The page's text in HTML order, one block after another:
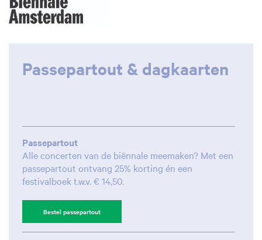
Passepartout & dagkaarten
Passepartout
Alle concerten van de biënnale meemaken? Met een
passepartout ontvang 25% korting én een
festivalboek t.w.v. € 14,50.
Bestel passepartout